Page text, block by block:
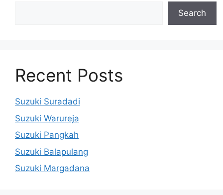
Search
Recent Posts
Suzuki Suradadi
Suzuki Warureja
Suzuki Pangkah
Suzuki Balapulang
Suzuki Margadana